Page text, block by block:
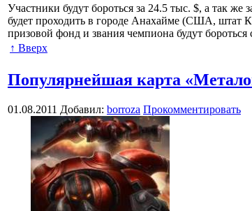
Участники будут бороться за 24.5 тыс. $, а так
будет проходить в городе Анахайме (США, штат
призовой фонд и звания чемпиона будут
↑ Вверх
Популярнейшая карта
01.08.2011 Добавил: borroza Прокомментировать